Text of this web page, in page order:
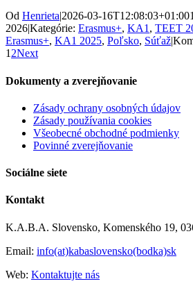
Od Henrieta|2026-03-16T12:08:03+01:00
2026|Kategórie: Erasmus+, KA1 , TEET
Erasmus+, KA1 2025, Poľsko, Súťaž|
1 2Next
Dokumenty a zverejňovanie
Zásady ochrany osobných údajov
Zásady používania cookies
Všeobecné obchodné podmienky
Povinné zverejňovanie
Sociálne siete
Kontakt
K.A.B.A. Slovensko, Komenského 19,
Email: info(at)kabaslovensko(bodka)sk
Web: Kontaktujte nás